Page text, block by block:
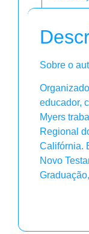
Sobre o
educador,
Myers
Regional
Califórnia.
Novo